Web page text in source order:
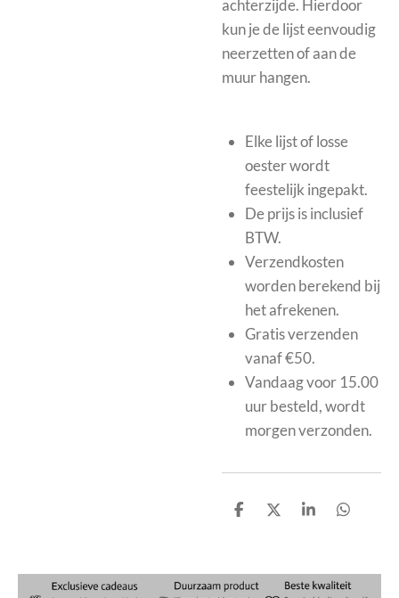
achterzijde. Hierdoor
kun je de lijst eenvoudig
neerzetten of aan de
muur hangen.
Elke lijst of losse
oester wordt
feestelijk ingepakt.
De prijs is inclusief
BTW.
Verzendkosten
worden berekend bij
het afrekenen.
Gratis verzenden
vanaf €50.
Vandaag voor 15.00
uur besteld, wordt
morgen verzonden.
D
n
D
S
e
D
n